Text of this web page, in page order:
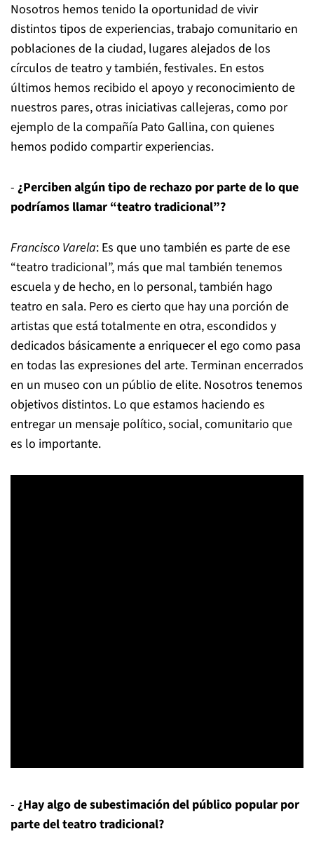
Nosotros hemos tenido la oportunidad de vivir
distintos tipos de experiencias, trabajo comunitario en
poblaciones de la ciudad, lugares alejados de los
círculos de teatro y también, festivales. En estos
últimos hemos recibido el apoyo y reconocimiento de
nuestros pares, otras iniciativas callejeras, como por
ejemplo de la compañía Pato Gallina, con quienes
hemos podido compartir experiencias.
- ¿Perciben algún tipo de rechazo por parte de lo que
podríamos llamar “teatro tradicional”?
Francisco Varela: Es que uno también es parte de ese
“teatro tradicional”, más que mal también tenemos
escuela y de hecho, en lo personal, también hago
teatro en sala. Pero es cierto que hay una porción de
artistas que está totalmente en otra, escondidos y
dedicados básicamente a enriquecer el ego como pasa
en todas las expresiones del arte. Terminan encerrados
en un museo con un públio de elite. Nosotros tenemos
objetivos distintos. Lo que estamos haciendo es
entregar un mensaje político, social, comunitario que
es lo importante.
- ¿Hay algo de subestimación del público popular por
parte del teatro tradicional?